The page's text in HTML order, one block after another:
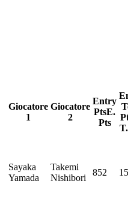
Giocatore
1
Giocatore
2
Entry
PtsE.
Pts
Sayaka
Yamada
Takemi
Nishibori
852